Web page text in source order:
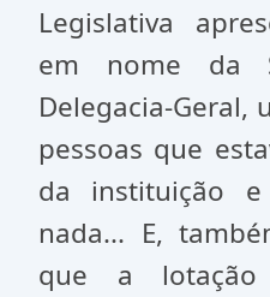
Legislativa
em nome da
Delegacia-Geral,
pessoas que
da instituição
nada... E,
que a lotação